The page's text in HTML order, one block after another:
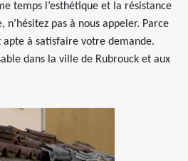
temps l’esthétique et la résistance
pas à nous appeler. Parce
à satisfaire votre demande.
dans la ville de Rubrouck et aux